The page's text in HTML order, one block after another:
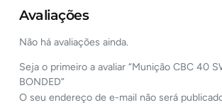
Avaliações
Não há avaliações ainda.
Seja o primeiro a avaliar “Munição CBC 40
BONDED”
O seu endereço de e-mail não será